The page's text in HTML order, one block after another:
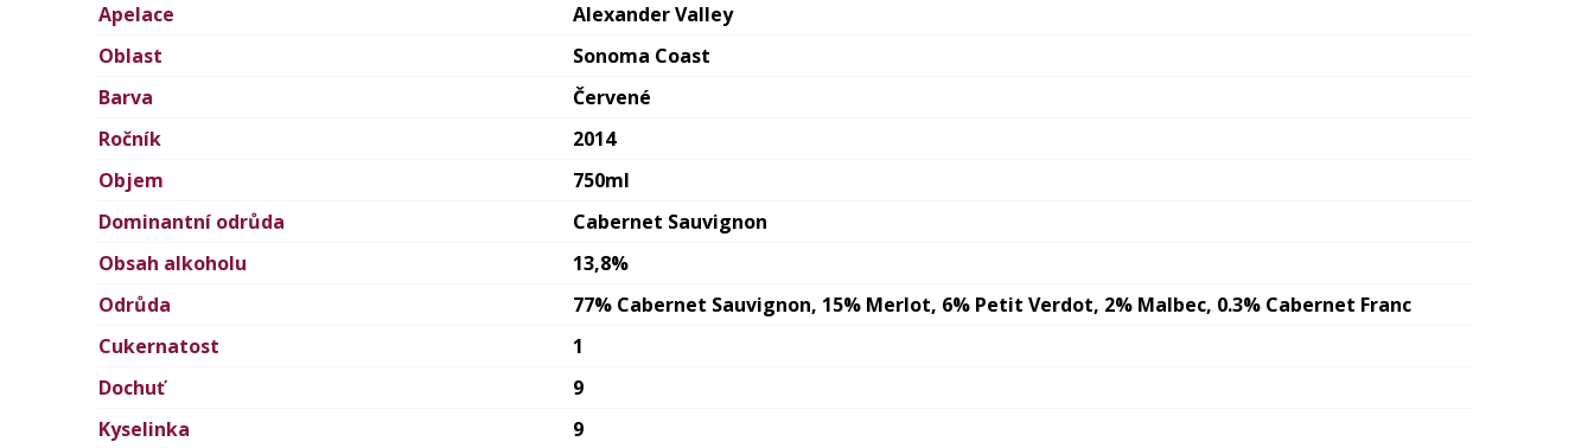
Apelace
Alexander Valley
Oblast
Sonoma Coast
Barva
Červené
Ročník
2014
Objem
750ml
Dominantní odrůda
Cabernet Sauvignon
Obsah alkoholu
13,8%
Odrůda
77% Cabernet Sauvignon, 15% Merlot, 6% Petit Verdot, 2% Malbec, 0.3% Cabernet Franc
Cukernatost
1
Dochuť
9
Kyselinka
9